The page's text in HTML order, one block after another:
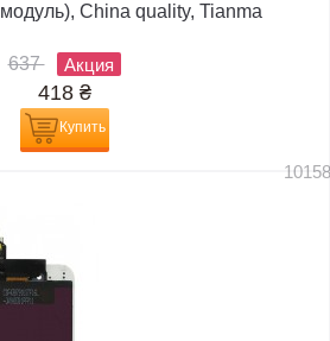
модуль), China quality, Tianma
637 Акция
418 ₴
Купить